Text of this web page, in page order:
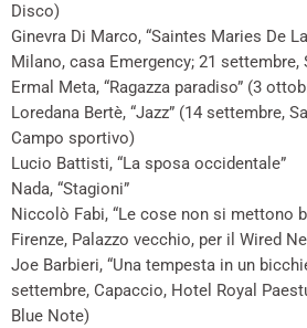
Disco)
Ginevra Di Marco, “Saintes Maries De
Milano, casa Emergency; 21 settembre,
Ermal Meta, “Ragazza paradiso” (3
Loredana Bertè, “Jazz” (14 settembre,
Campo sportivo)
Lucio Battisti, “La sposa occidentale”
Nada, “Stagioni”
Niccolò Fabi, “Le cose non si mettono
Firenze, Palazzo vecchio, per il Wired
Joe Barbieri, “Una tempesta in un
settembre, Capaccio, Hotel Royal
Blue Note)